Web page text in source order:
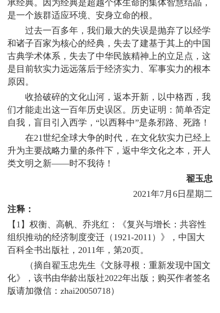
承经典。因为经典是超越个体生命的集体智慧结晶，
是一个族群适应环境、安身立命的根。
过去一百多年，我们最大的失误是抛弃了以经学
和诸子百家为核心的经典，失去了建基于其上的中国
古典学术体系，失去了中华民族精神上的立足点，这
是目前软实力远远落后于经济实力、军事实力的根本
原因。
收拾破碎的文化山河，返本开新，以中格西，我
们才能走出这一百年历史误区。历史证明：简单否定
自我，盲目引入西学，“以西释中”是条邪路、死路！
在21世纪全球大争的时代，在文化软实力已经上
升为主要战略力量的条件下，返中华文化之本，开人
类文明之新——时不我待！
翟玉忠
2021年7月6日星期二
注释：
【1】权衡、高帆、乔兆红：《复兴与增长：共容性
组织推动的经济制度变迁（1921-2011）》，中国大
百科全书出版社，2011年，第20页。
（摘自翟玉忠先生《文脉寻根：重新发现中国文
化》，该书由华龄出版社2022年出版；购买作者签名
版请加微信：zhai20050718）